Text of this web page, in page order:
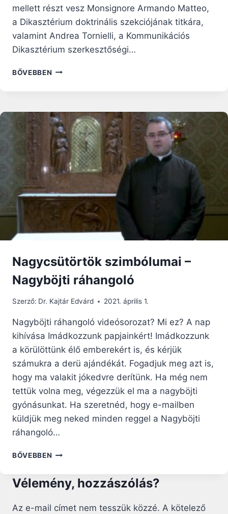
mellett részt vesz Monsignore Armando Matteo,
a Dikasztérium doktrinális szekciójának titkára,
valamint Andrea Tornielli, a Kommunikációs
Dikasztérium szerkesztőségi…
BŐVEBBEN VATIKÁNI
A
MEDJUGORJEI
„SPIRITUÁLIS
ÉLMÉNYRŐL”
Nagycsütörtök szimbólumai –
Nagyböjti ráhangoló
Szerző: Dr. Kajtár Edvárd 2021. április 1.
Nagyböjti ráhangoló videósorozat? Mi ez? A nap
kihívása Imádkozzunk papjainkért! Imádkozzunk
a körülöttünk élő emberekért is, és kérjük
számukra a derü ajándékát. Fogadjuk meg azt is,
hogy ma valakit jókedvre derítünk. Ha még nem
tettük volna meg, végezzük el ma a nagyböjti
gyónásunkat. Ha szeretnéd, hogy e-mailben
küldjük meg neked minden reggel a Nagyböjti
ráhangoló…
BŐVEBBEN NAGYCSÜTÖRTÖK
NAGYBÖJTI
Vélemény, hozzászólás?
Az e-mail címet nem tesszük közzé. A kötelező